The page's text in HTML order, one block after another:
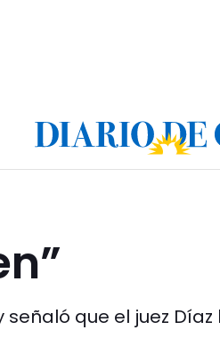
que el juez